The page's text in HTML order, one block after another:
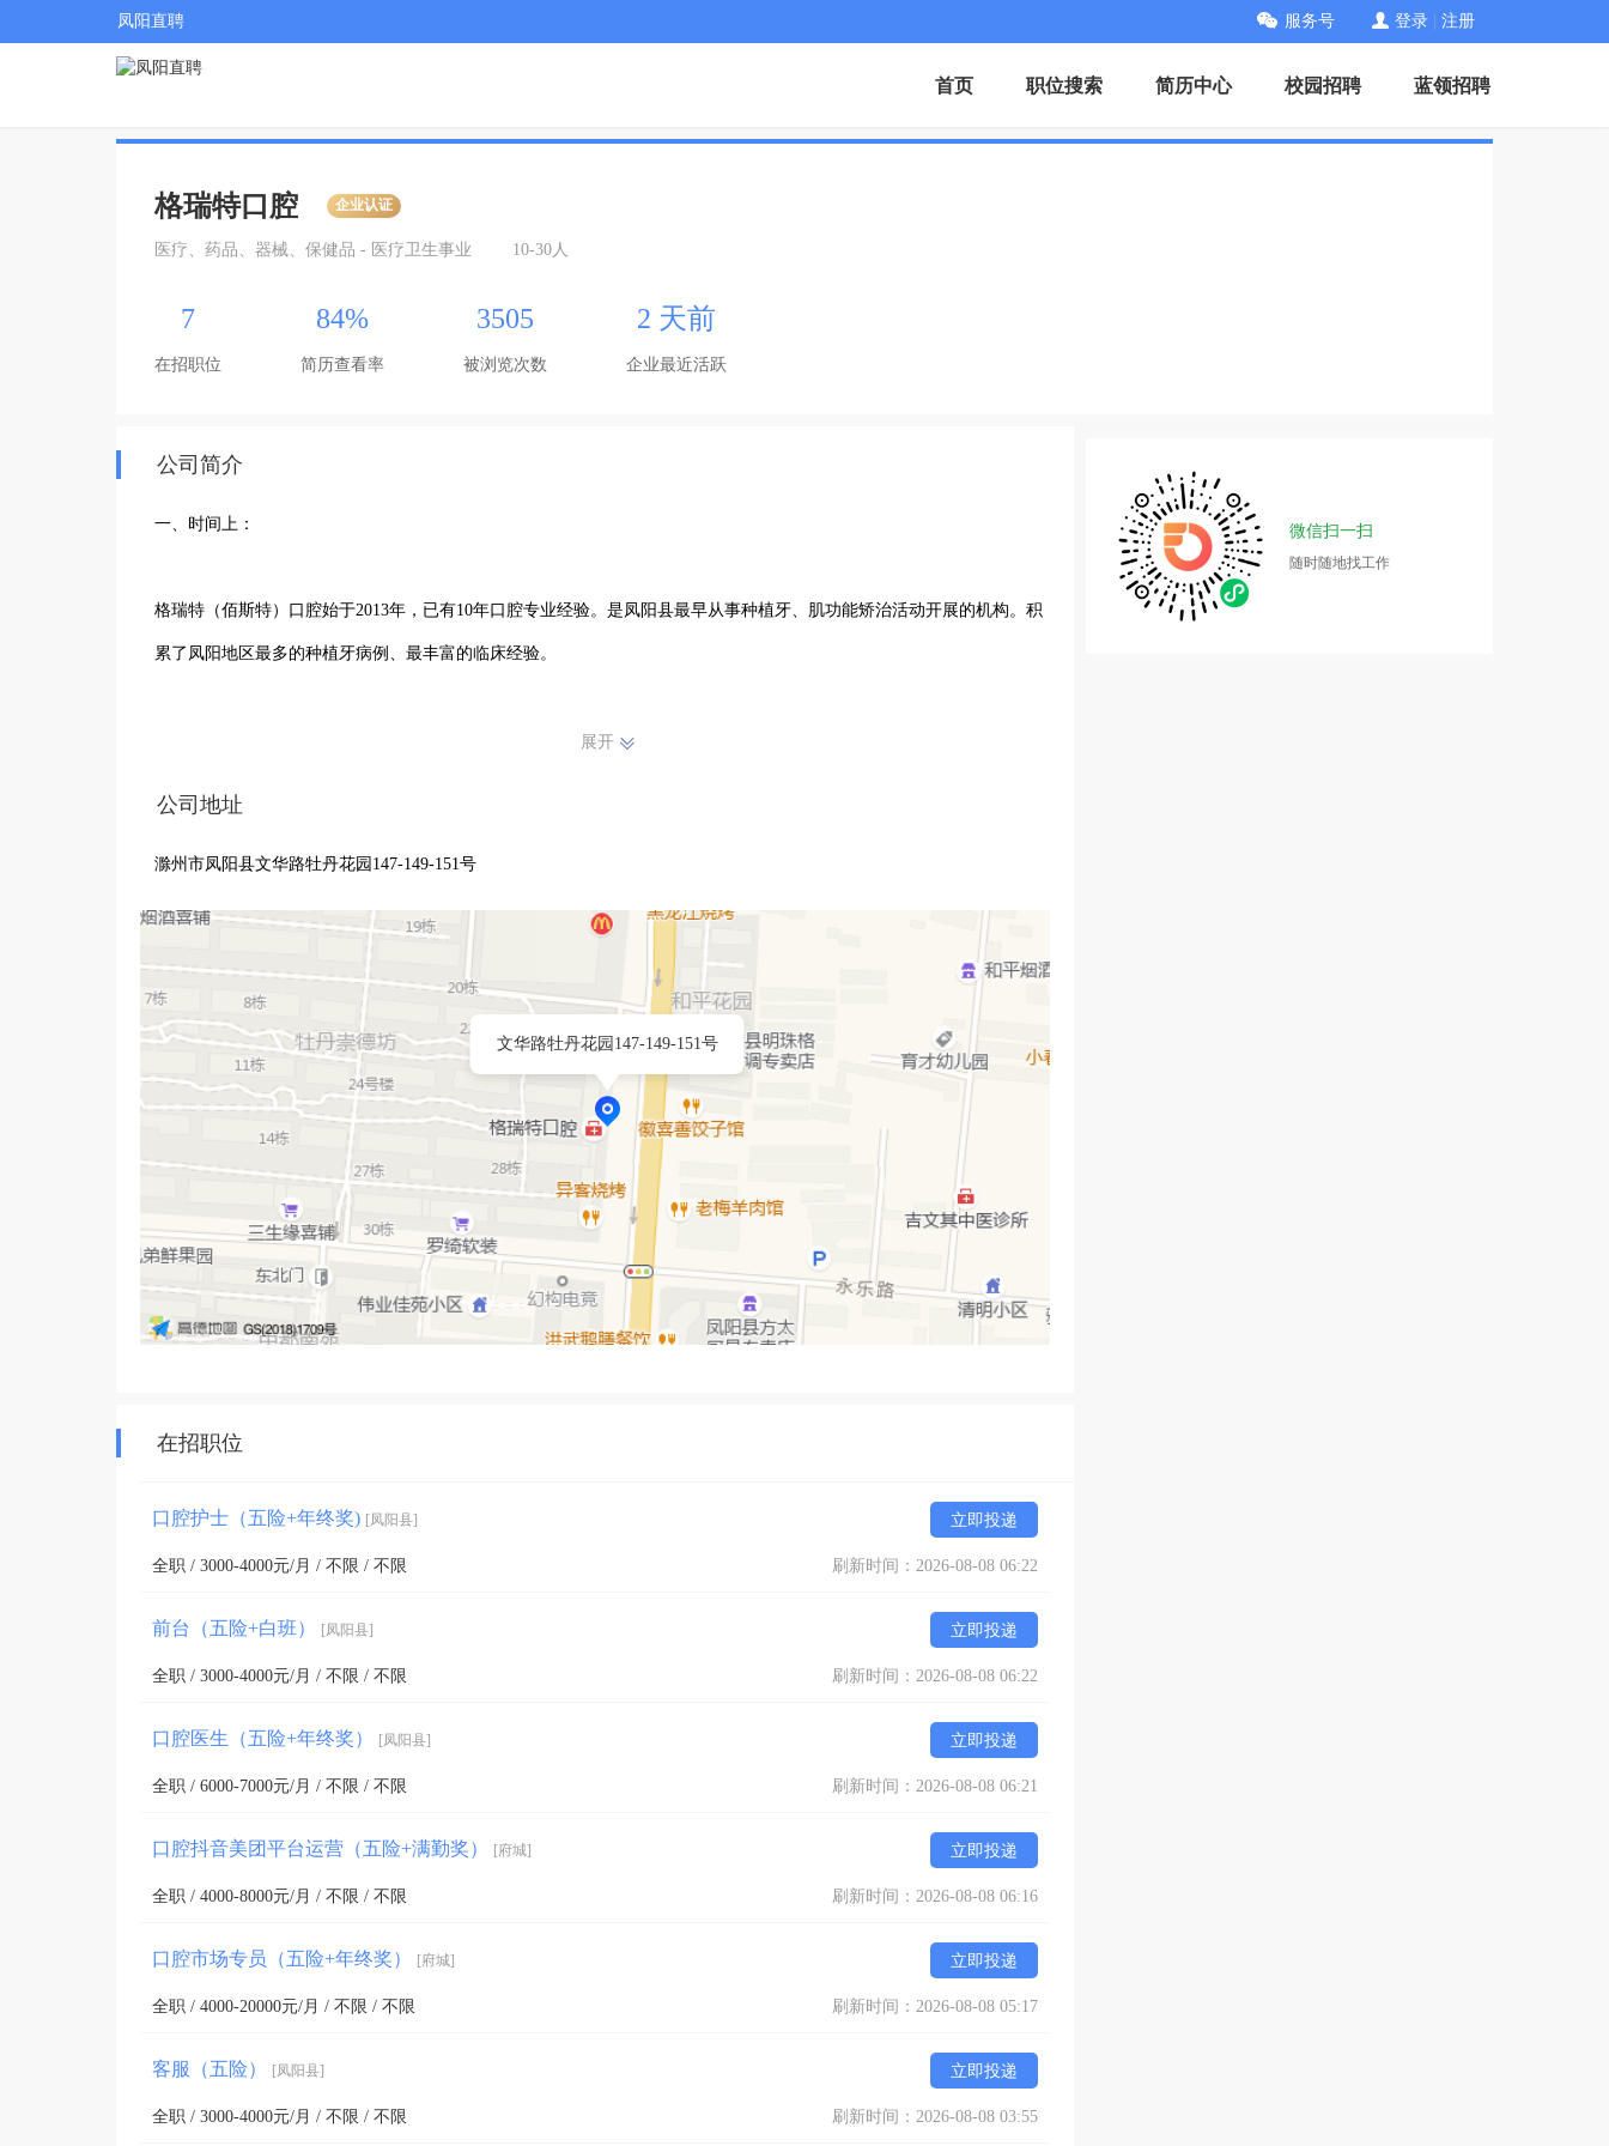
凤阳直聘 服务号 登录 注册
首页 职位搜索 简历中心 校园招聘 蓝领招聘
格瑞特口腔 企业认证
医疗、药品、器械、保健品 - 医疗卫生事业 10-30人
7
在招职位
84%
简历查看率
3505
被浏览次数
2 天前
企业最近活跃
公司简介
一、时间上：
格瑞特（佰斯特）口腔始于2013年，已有10年口腔专业经验。是凤阳县最早从事种植牙、肌功能矫治活动开展的机构。积
累了凤阳地区最多的种植牙病例、最丰富的临床经验。
是目前凤阳很大，规模很高的民营口腔服务机构。
种植牙：一共种植过的牙齿将近3000颗。其中李扬院长种植将近2000颗（专家坐诊近1000颗），可开展半口、全口项目。
矫正牙：近10年的正畸科室经验累积，累计正畸案例近2000例。
1、格瑞特（佰斯特）凤阳患者最多，直接对接厂家，不经过代理商；
格在同类医疗机构中是便宜的；
五、设备上：
2、消毒供应室16道流程，我们可以带您去参观，是按照全省最严格标准设置的消毒供应室，占地面积很大，但是消毒灭
菌让您完全不用担心传染病传染这一类的事情，这是那些小门诊机构所无法保证的，但是我们完全可以。
六、医护团队专业：
1、医生资质上：主治、执业，其他小门诊没证，无主治；
队。精细化操作，分工明确，术业有专攻。
展开
公司地址
滁州市凤阳县文华路牡丹花园147-149-151号
文华路牡丹花园147-149-151号
在招职位
口腔护士（五险+年终奖) [凤阳县] 立即投递
全职 / 3000-4000元/月 / 不限 / 不限 刷新时间：2026-08-08 06:22
前台（五险+白班） [凤阳县] 立即投递
全职 / 3000-4000元/月 / 不限 / 不限 刷新时间：2026-08-08 06:22
口腔医生（五险+年终奖） [凤阳县] 立即投递
全职 / 6000-7000元/月 / 不限 / 不限 刷新时间：2026-08-08 06:21
口腔抖音美团平台运营（五险+满勤奖） [府城] 立即投递
全职 / 4000-8000元/月 / 不限 / 不限 刷新时间：2026-08-08 06:16
口腔市场专员（五险+年终奖） [府城] 立即投递
全职 / 4000-20000元/月 / 不限 / 不限 刷新时间：2026-08-08 05:17
客服（五险） [凤阳县] 立即投递
全职 / 3000-4000元/月 / 不限 / 不限 刷新时间：2026-08-08 03:55
微信扫一扫
随时随地找工作